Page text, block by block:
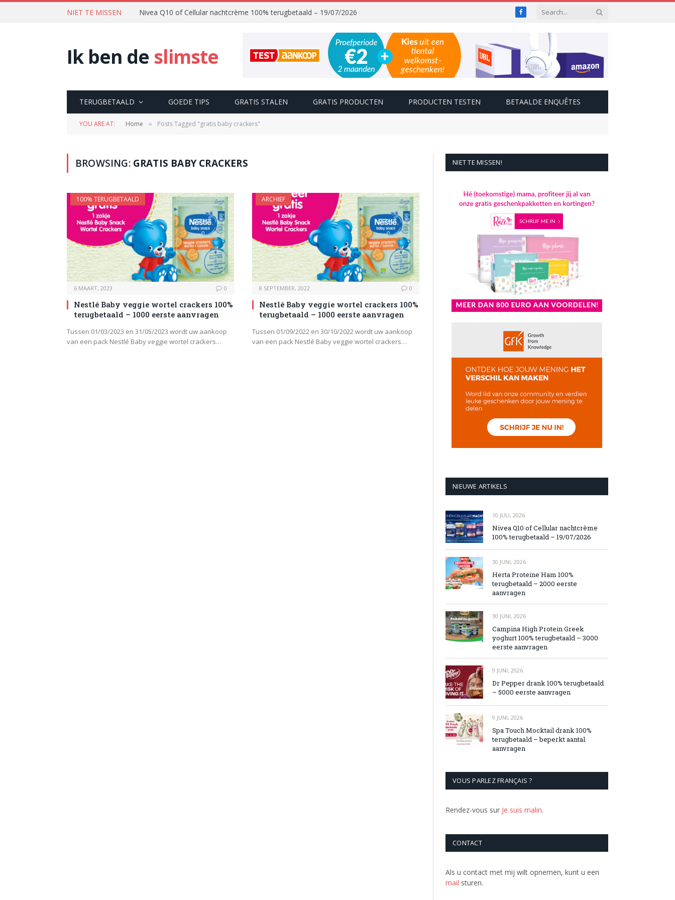
NIET TE MISSEN Nivea Q10 of Cellular nachtcrème 100% terugbetaald – 19/07/2026 Facebook
Ik ben de slimste
TERUGBETAALD GOEDE TIPS GRATIS STALEN GRATIS PRODUCTEN PRODUCTEN TESTEN BETAALDE ENQUÊTES
YOU ARE AT: Home » Posts Tagged "gratis baby crackers"
BROWSING: GRATIS BABY CRACKERS
100% TERUGBETAALD
6 MAART, 2023 0
Nestlé Baby veggie wortel crackers 100%
terugbetaald – 1000 eerste aanvragen
Tussen 01/03/2023 en 31/05/2023 wordt uw aankoop
van een pack Nestlé Baby veggie wortel crackers…
ARCHIEF
8 SEPTEMBER, 2022 0
Nestlé Baby veggie wortel crackers 100%
terugbetaald – 1000 eerste aanvragen
Tussen 01/09/2022 en 30/10/2022 wordt uw aankoop
van een pack Nestlé Baby veggie wortel crackers…
NIET TE MISSEN!
NIEUWE ARTIKELS
10 JULI, 2026
Nivea Q10 of Cellular nachtcrème
100% terugbetaald – 19/07/2026
30 JUNI, 2026
Herta Proteine Ham 100%
terugbetaald – 2000 eerste
aanvragen
30 JUNI, 2026
Campina High Protein Greek
yoghurt 100% terugbetaald – 3000
eerste aanvragen
9 JUNI, 2026
Dr Pepper drank 100% terugbetaald
– 5000 eerste aanvragen
9 JUNI, 2026
Spa Touch Mocktail drank 100%
terugbetaald – beperkt aantal
aanvragen
VOUS PARLEZ FRANÇAIS ?
Rendez-vous sur Je suis malin.
CONTACT
Als u contact met mij wilt opnemen, kunt u een
mail sturen.